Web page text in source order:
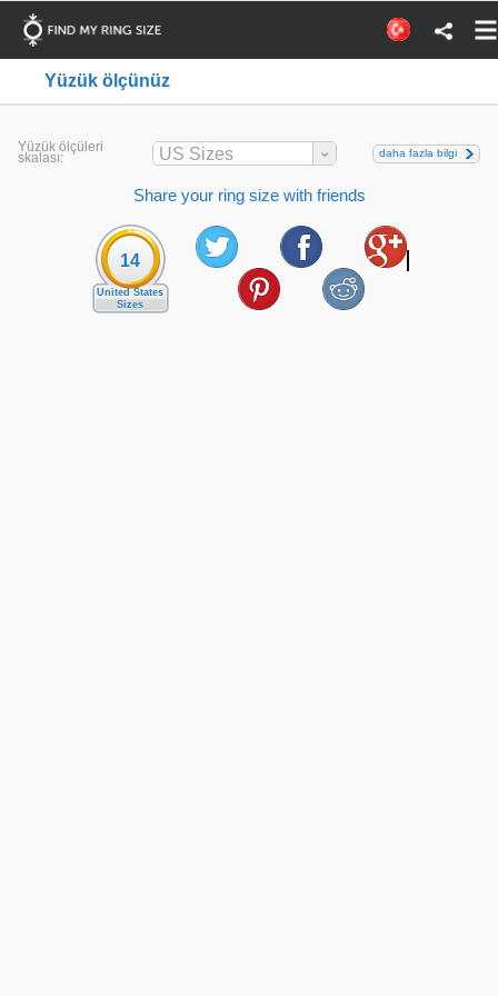
Yüzük ölçünüz
Yüzük ölçüleri
skalası: US Sizes daha fazla bilgi
Share your ring size with friends
14
United States
Sizes